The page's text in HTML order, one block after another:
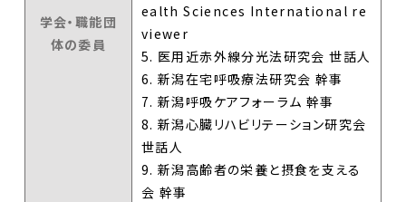
学会・職能団
体の委員
ealth Sciences International re
viewer
5. 医用近赤外線分光法研究会 世話人
6. 新潟在宅呼吸療法研究会 幹事
7. 新潟呼吸ケアフォーラム 幹事
8. 新潟心臓リハビリテーション研究会
世話人
9. 新潟高齢者の栄養と摂食を支える
会 幹事